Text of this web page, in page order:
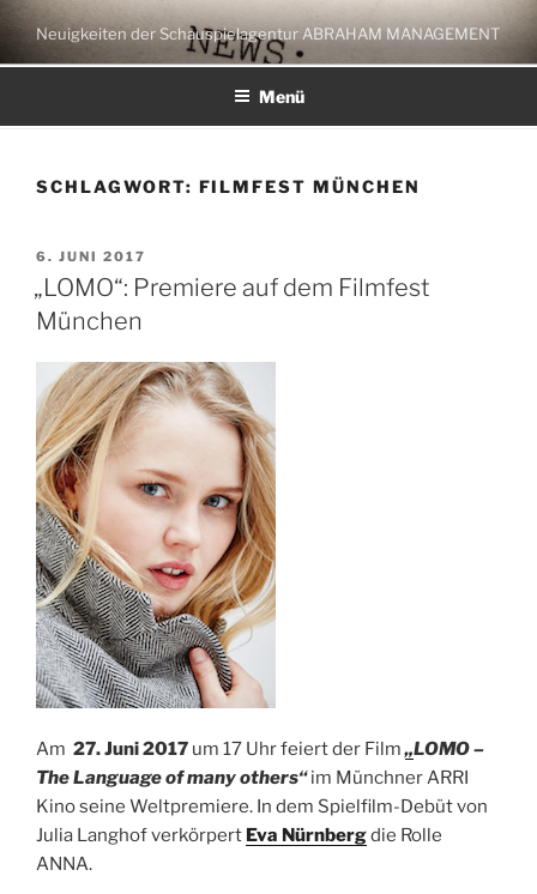
Zum
Inhalt
springen
Neuigkeiten der Schauspielagentur ABRAHAM MANAGEMENT
Menü
SCHLAGWORT: FILMFEST MÜNCHEN
VERÖFFENTLICHT
AM
6. JUNI 2017
„LOMO“: Premiere auf dem Filmfest
München
Am 27. Juni 2017 um 17 Uhr feiert der Film„LOMO –
The Language of many others“im Münchner ARRI
Kino seine Weltpremiere. In dem Spielfilm-Debüt von
Julia Langhof verkörpert Eva Nürnbergdie Rolle
ANNA.